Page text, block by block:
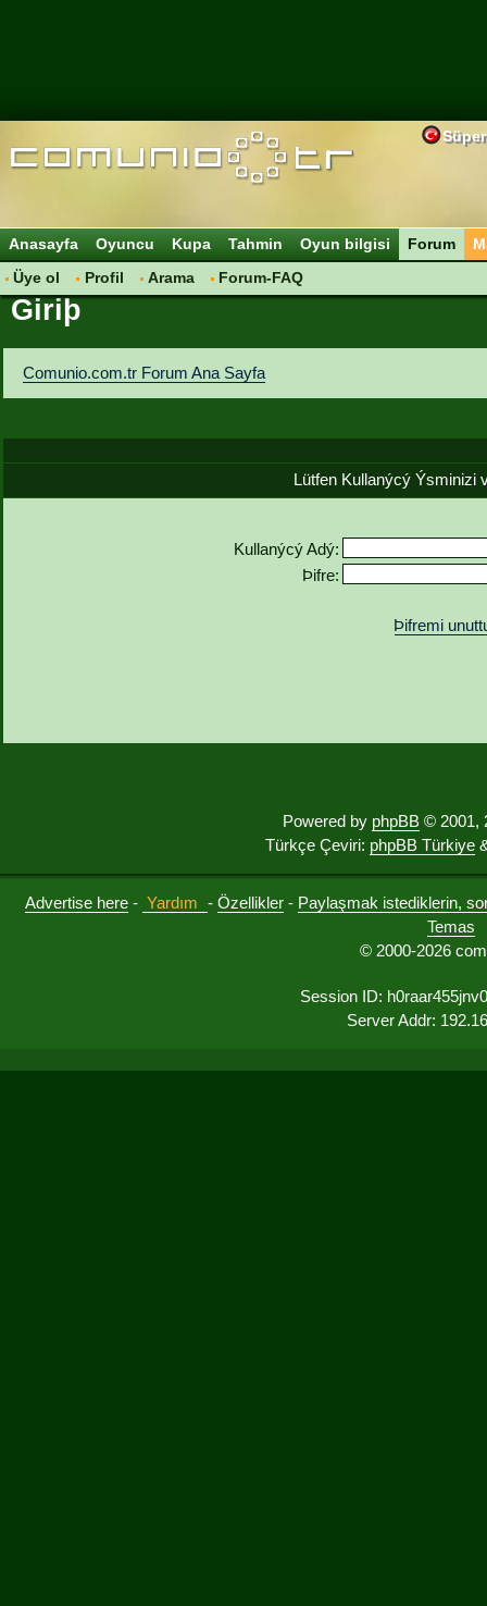
Anasayfa Oyuncu Kupa Tahmin Oyun bilgisi
Forum
Üye ol
Profil Arama Forum-FAQ
Giriþ
Comunio.com.tr Forum Ana Sayfa
Lütfen Kullanýcý Ýsminizi
Kullanýcý Adý:
Þifre:
Þifremi
Powered by phpBB © 2001,
Türkçe Çeviri: phpBB Türkiye
Advertise here - Yardım - Özellikler - Paylaşmak istediklerin,
Temas
© 2000-2026
Session ID:
Server Addr: